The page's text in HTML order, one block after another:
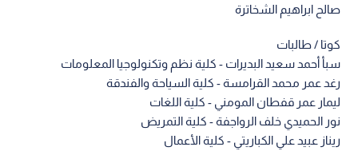
صالح ابراهيم الشخاترة
كوتا / طالبات
سبأ أحمد سعيد البديرات - كلية نظم وتكنولوجيا المعلومات
رغد عمر محمد القرامسة - كلية السياحة والفندقة
ليمار عمر قفطان المومني - كلية اللغات
نور الحميدي خلف الرواجفة - كلية التمريض
ريناز عبيد علي الكباريتي - كلية الأعمال